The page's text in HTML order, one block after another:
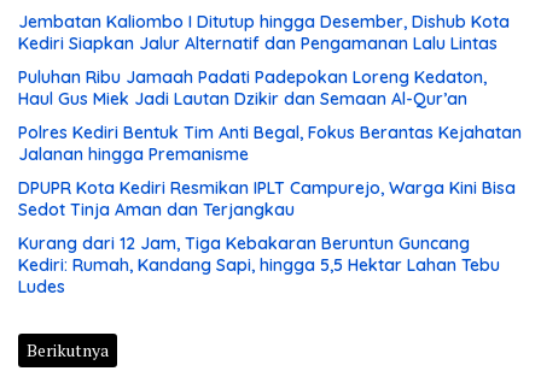
Jembatan Kaliombo I Ditutup hingga Desember, Dishub Kota
Kediri Siapkan Jalur Alternatif dan Pengamanan Lalu Lintas
Puluhan Ribu Jamaah Padati Padepokan Loreng Kedaton,
Haul Gus Miek Jadi Lautan Dzikir dan Semaan Al-Qur’an
Polres Kediri Bentuk Tim Anti Begal, Fokus Berantas Kejahatan
Jalanan hingga Premanisme
DPUPR Kota Kediri Resmikan IPLT Campurejo, Warga Kini Bisa
Sedot Tinja Aman dan Terjangkau
Kurang dari 12 Jam, Tiga Kebakaran Beruntun Guncang
Kediri: Rumah, Kandang Sapi, hingga 5,5 Hektar Lahan Tebu
Ludes
Berikutnya